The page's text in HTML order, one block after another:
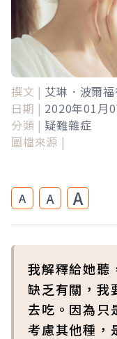
撰文 | 艾琳．波爾
日期 | 2020年01月
分類 | 疑難雜症
圖檔來源 |
A A A
我解釋給她聽
缺乏有關，我
去吃。因為只
考慮其他種，